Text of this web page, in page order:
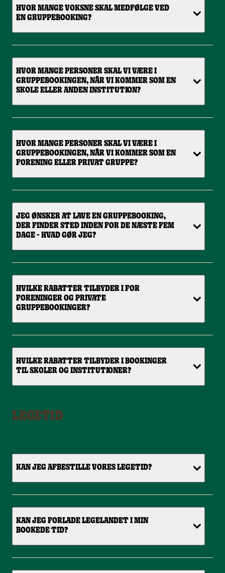
HVOR MANGE VOKSNE SKAL MEDFØLGE VED
EN GRUPPEBOOKING?
HVOR MANGE PERSONER SKAL VI VÆRE I
GRUPPEBOOKINGEN, NÅR VI KOMMER SOM EN
SKOLE ELLER ANDEN INSTITUTION?
HVOR MANGE PERSONER SKAL VI VÆRE I
GRUPPEBOOKINGEN, NÅR VI KOMMER SOM EN
FORENING ELLER PRIVAT GRUPPE?
JEG ØNSKER AT LAVE EN GRUPPEBOOKING,
DER FINDER STED INDEN FOR DE NÆSTE FEM
DAGE - HVAD GØR JEG?
HVILKE RABATTER TILBYDER I FOR
FORENINGER OG PRIVATE
GRUPPEBOOKINGER?
HVILKE RABATTER TILBYDER I BOOKINGER
TIL SKOLER OG INSTITUTIONER?
LEGETID
KAN JEG AFBESTILLE VORES LEGETID?
KAN JEG FORLADE LEGELANDET I MIN
BOOKEDE TID?